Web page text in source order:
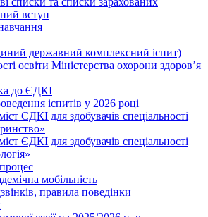
вступ
державний комплексний іспит)
освіти Міністерства охорони здоровʼя
до ЄДКІ
іспитів у 2026 році
ЄДКІ для здобувачів спеціальності
ЄДКІ для здобувачів спеціальності
мобільність
правила поведінки